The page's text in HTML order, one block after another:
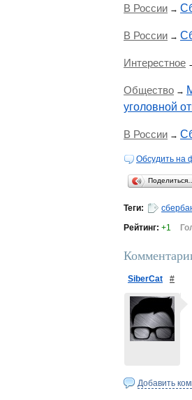
В России →
В России →
Интерестное
Общество →
уголовной
В России →
Обсудить на
Поделиться…
Теги:
Рейтинг: +1
SiberCat #
Добавить